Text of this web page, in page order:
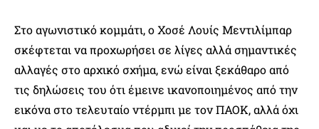
Στο αγωνιστικό κομμάτι, ο Χοσέ Λουίς Μεντιλίμπαρ
σκέφτεται να προχωρήσει σε λίγες αλλά σημαντικές
αλλαγές στο αρχικό σχήμα, ενώ είναι ξεκάθαρο από
τις δηλώσεις του ότι έμεινε ικανοποιημένος από την
εικόνα στο τελευταίο ντέρμπι με τον ΠΑΟΚ, αλλά όχι